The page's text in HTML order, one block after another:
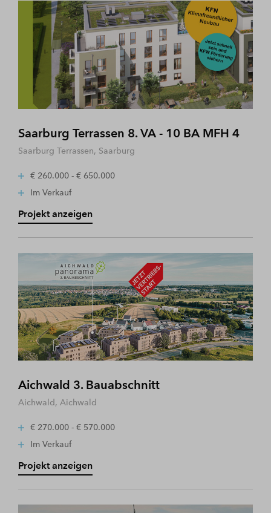
Saarburg Terrassen 8. VA - 10 BA MFH 4
Saarburg Terrassen, Saarburg
€ 260.000 - € 650.000
Im Verkauf
Projekt anzeigen
Aichwald 3. Bauabschnitt
Aichwald, Aichwald
€ 270.000 - € 570.000
Im Verkauf
Projekt anzeigen